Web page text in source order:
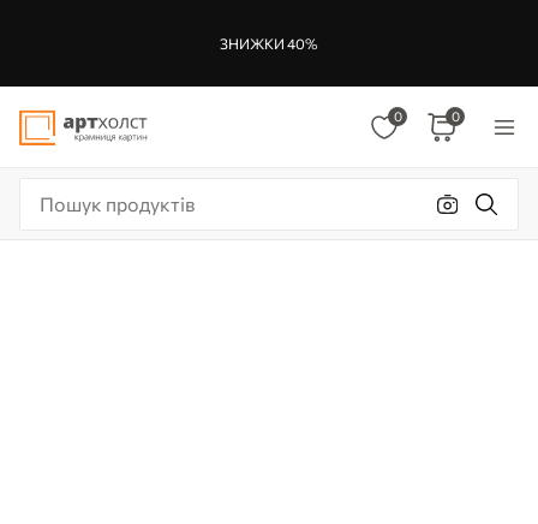
ЗНИЖКИ 40%
0 0